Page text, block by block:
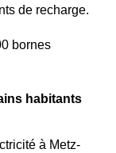
de recharge.
bornes
habitants
à Metz-